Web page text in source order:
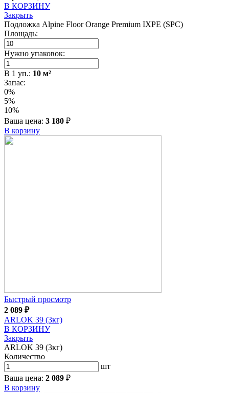
В КОРЗИНУ
Закрыть
Подложка Alpine Floor Orange Premium IXPE (SPC)
Площадь:
Нужно упаковок:
В 1 уп.: 10 м²
Запас:
0%
5%
10%
Ваша цена: 3 180 ₽
В корзину
Быстрый просмотр
2 089 ₽
ARLOK 39 (3кг)
В КОРЗИНУ
Закрыть
ARLOK 39 (3кг)
Количество
шт
Ваша цена: 2 089 ₽
В корзину